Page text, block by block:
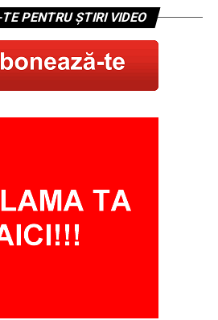
PENTRU ȘTIRI VIDEO